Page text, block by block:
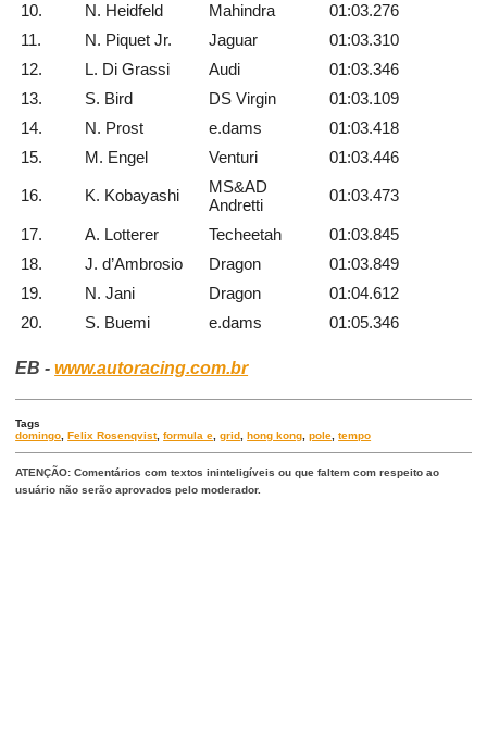
10.
N. Heidfeld Mahindra
01:03.276
11.
N. Piquet Jr. Jaguar
01:03.310
12.
L. Di Grassi Audi
01:03.346
13.
S. Bird DS Virgin
01:03.109
14.
N. Prost e.dams
01:03.418
15.
M. Engel Venturi 01:03.446
16. K. Kobayashi
MS&AD
Andretti
01:03.473
17. A. Lotterer Techeetah
01:03.845
18.
J. d’Ambrosio Dragon
01:03.849
19.
N. Jani Dragon
01:04.612
20.
S. Buemi e.dams 01:05.346
EB -www.autoracing.com.br
Tags
domingo, Felix Rosenqvist,formula e,grid, hong kong,pole,tempo
ATENÇÃO: Comentários com textos ininteligíveis ou que faltem com respeito ao
usuário não serão aprovados pelo moderador.